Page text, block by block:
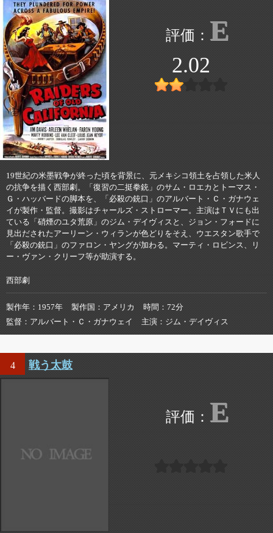
E
2.02
19世紀の米墨戦争が終った頃を背景に、元メキシコ領土を占領した米人
の抗争を描く西部劇。「復習の二挺拳銃」のサム・ロエカとトーマス・
Ｇ・ハッバードの脚本を、「必殺の銃口」のアルバート・Ｃ・ガナウェ
イが製作・監督。撮影はチャールズ・ストローマー。主演はＴＶにも出
ている「硝煙のユタ荒原」のジム・デイヴィスと、ジョン・フォードに
見出だされたアーリーン・ウィランが色どりをそえ、ウエスタン歌手で
「必殺の銃口」のファロン・ヤングが加わる。マーティ・ロビンス、リ
ー・ヴァン・クリーフ等が助演する。
西部劇
製作年 1957年 製作国 アメリカ 時間
72分
監督
アルバート・Ｃ・ガナウェイ 主演 ジム・デイヴィス
4 戦う太鼓
E